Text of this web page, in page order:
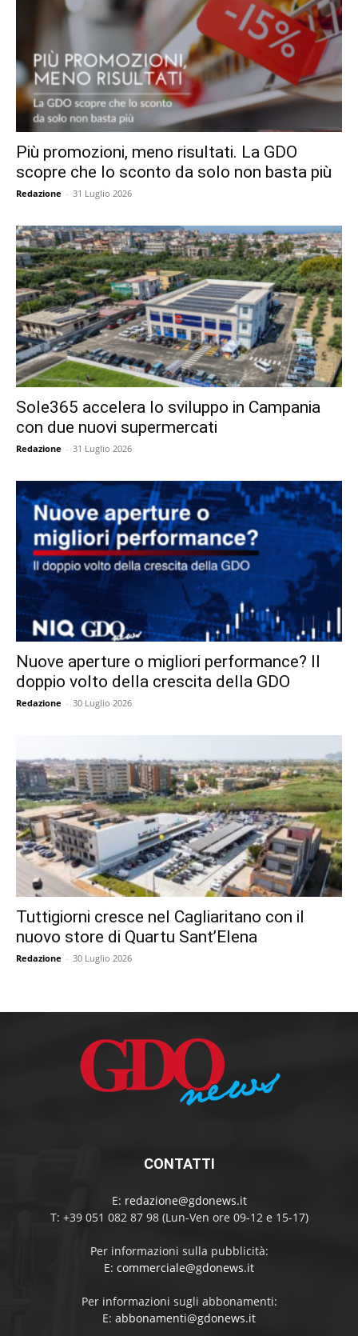
Più promozioni, meno risultati. La GDO
scopre che lo sconto da solo non basta più
Redazione - 31 Luglio 2026
Sole365 accelera lo sviluppo in Campania
con due nuovi supermercati
Redazione - 31 Luglio 2026
Nuove aperture o migliori performance? Il
doppio volto della crescita della GDO
Redazione - 30 Luglio 2026
Tuttigiorni cresce nel Cagliaritano con il
nuovo store di Quartu Sant’Elena
Redazione - 30 Luglio 2026
CONTATTI
E: redazione@gdonews.it
T: +39 051 082 87 98 (Lun-Ven ore 09-12 e 15-17)
Per informazioni sulla pubblicità:
E: commerciale@gdonews.it
Per informazioni sugli abbonamenti:
E: abbonamenti@gdonews.it